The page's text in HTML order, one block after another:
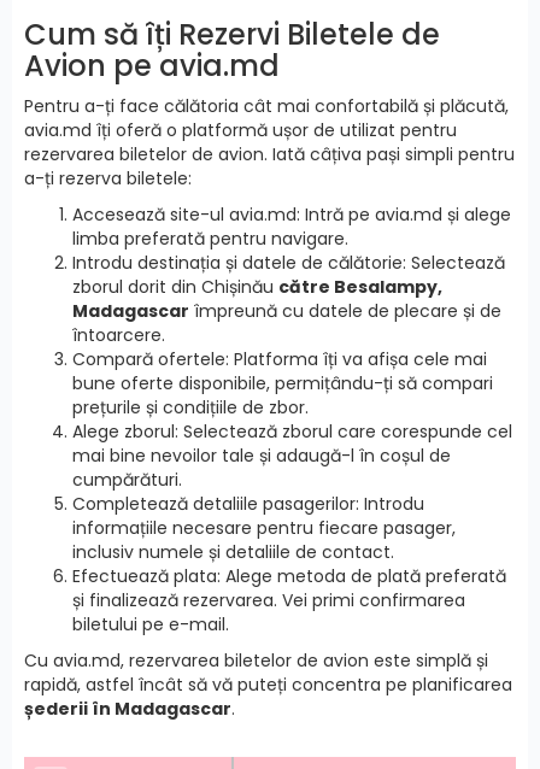
Cum să îți Rezervi Biletele de
Avion pe avia.md
Pentru a-ți face călătoria cât mai confortabilă și plăcută,
avia.md îți oferă o platformă ușor de utilizat pentru
rezervarea biletelor de avion. Iată câțiva pași simpli pentru
a-ți rezerva biletele:
Accesează site-ul avia.md: Intră pe avia.md și alege
limba preferată pentru navigare.
Introdu destinația și datele de călătorie: Selectează
zborul dorit din Chișinău către Besalampy,
Madagascar împreună cu datele de plecare și de
întoarcere.
Compară ofertele: Platforma îți va afișa cele mai
bune oferte disponibile, permițându-ți să compari
prețurile și condițiile de zbor.
Alege zborul: Selectează zborul care corespunde cel
mai bine nevoilor tale și adaugă-l în coșul de
cumpărături.
Completează detaliile pasagerilor: Introdu
informațiile necesare pentru fiecare pasager,
inclusiv numele și detaliile de contact.
Efectuează plata: Alege metoda de plată preferată
și finalizează rezervarea. Vei primi confirmarea
biletului pe e-mail.
Cu avia.md, rezervarea biletelor de avion este simplă și
rapidă, astfel încât să vă puteți concentra pe planificarea
șederii în Madagascar.